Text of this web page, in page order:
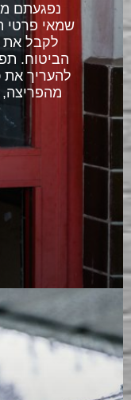
נפגעתם
שמאי פרטי
לקבל את
הביטוח.
להעריך את